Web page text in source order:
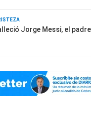
Jorge Messi, el padre